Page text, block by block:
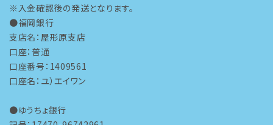
※入金確認後の発送となります。
●福岡銀行
支店名：屋形原支店
口座：普通
口座番号：1409561
口座名：ユ）エイワン
●ゆうちょ銀行